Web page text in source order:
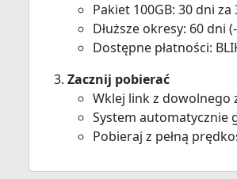
Pakiet 100GB: 30 dni za
Dłuższe okresy: 60 dni
Dostępne płatności:
Zacznij pobierać
Wklej link z dowolnego
System automatycznie
Pobieraj z pełną